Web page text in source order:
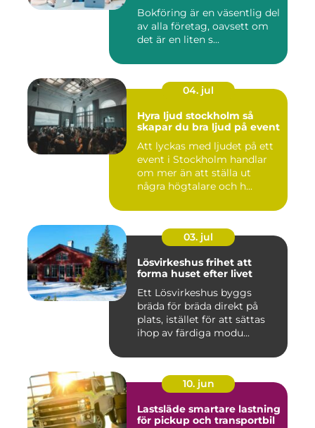
Bokföring är en väsentlig del
av alla företag, oavsett om
det är en liten s...
04. jul
Hyra ljud stockholm så
skapar du bra ljud på event
Att lyckas med ljudet på ett
event i Stockholm handlar
om mer än att ställa ut
några högtalare och h...
03. jul
Lösvirkeshus frihet att
forma huset efter livet
Ett Lösvirkeshus byggs
bräda för bräda direkt på
plats, istället för att sättas
ihop av färdiga modu...
10. jun
Lastsläde smartare lastning
för pickup och transportbil